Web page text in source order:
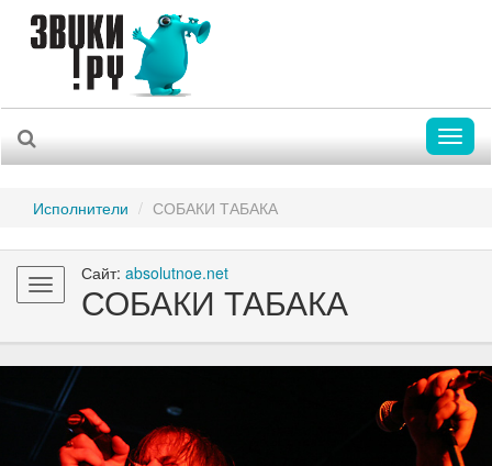
Исполнители СОБАКИ ТАБАКА
Toggle
navigation
Сайт: absolutnoe.net
СОБАКИ ТАБАКА